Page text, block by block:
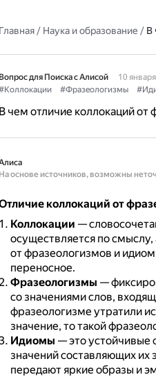
Главная/ Наука и образование / В
Вопрос для Поиска с Алисой
10 января
#Фразеологизмы
В чем отличие коллокаций от
На основе источников, возможны
коллокаций от
Коллокации —
осуществляется по
от фразеологизмов и
переносное.
Фразеологизмы —
со значениями слов,
фразеологизме утратили
значение, то такой
Идиомы — это устойчивые
значений составляющих их
передают яркие образы и